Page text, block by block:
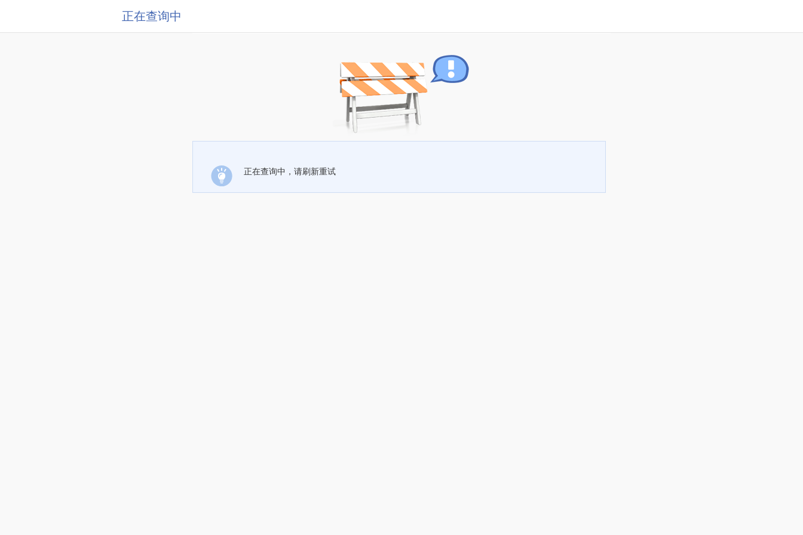
正在查询中
正在查询中，请刷新重试